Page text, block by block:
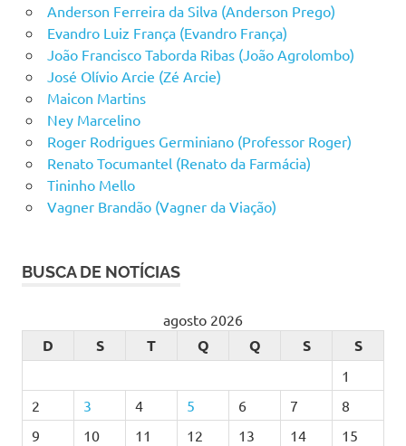
Anderson Ferreira da Silva (Anderson Prego)
Evandro Luiz França (Evandro França)
João Francisco Taborda Ribas (João Agrolombo)
José Olívio Arcie (Zé Arcie)
Maicon Martins
Ney Marcelino
Roger Rodrigues Germiniano (Professor Roger)
Renato Tocumantel (Renato da Farmácia)
Tininho Mello
Vagner Brandão (Vagner da Viação)
BUSCA DE NOTÍCIAS
agosto 2026
D S T Q Q S S
1
2
3 4 5 6 7
8
9
10 11 12 13 14
15